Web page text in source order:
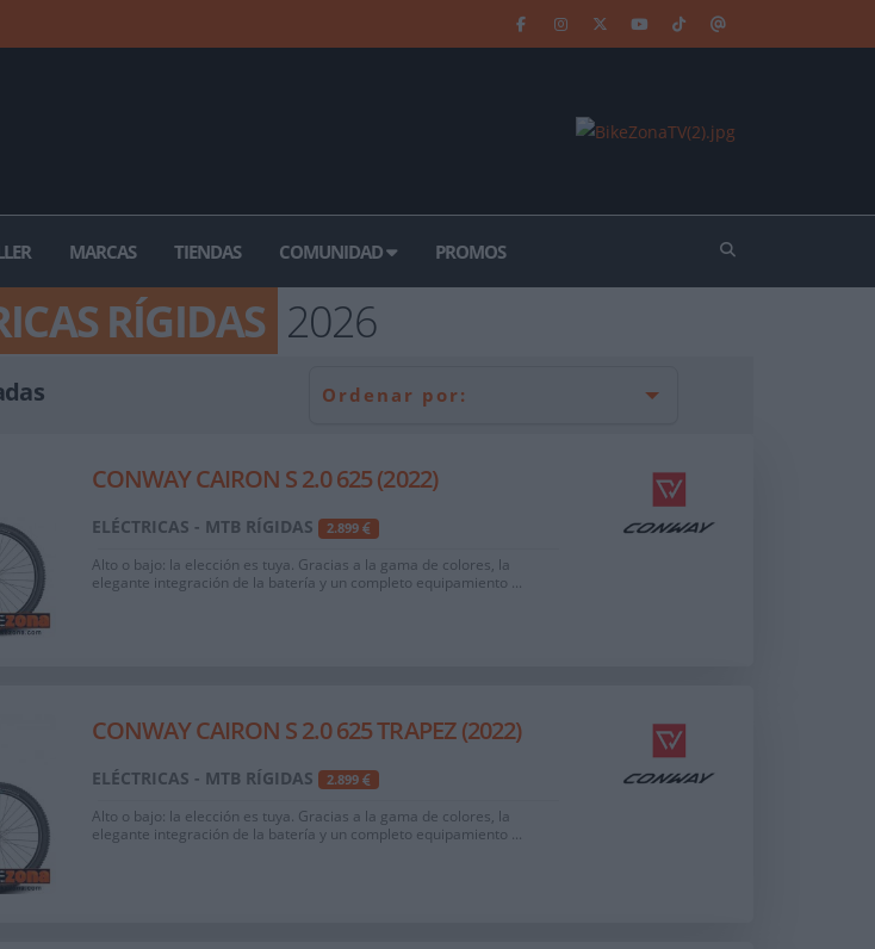
MARCAS TIENDAS COMUNIDAD PROMOS
RÍGIDAS 2026
Ordenar por:
CONWAY CAIRON S 2.0 625 (2022)
ELÉCTRICAS - MTB RÍGIDAS 2.899
Alto o bajo: la elección es tuya. Gracias a la gama de colores, la
elegante integración de la batería y un completo equipamiento ...
CONWAY CAIRON S 2.0 625 TRAPEZ (2022)
ELÉCTRICAS - MTB RÍGIDAS 2.899
Alto o bajo: la elección es tuya. Gracias a la gama de colores, la
elegante integración de la batería y un completo equipamiento ...